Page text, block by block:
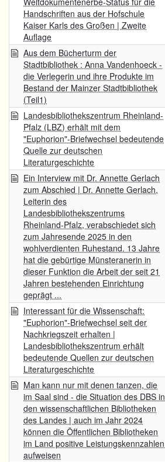
Handschriften aus der Hofschule
Kaiser Karls des Großen | Zweite
Auflage
Aus dem Bücherturm der
Stadtbibliothek : Anna Vandenhoeck -
die Verlegerin und ihre Produkte im
Bestand der Mainzer Stadtbibliothek
(Teil1)
Landesbibliothekszentrum Rheinland-
Pfalz (LBZ) erhält mit dem
"Euphorion"-Briefwechsel bedeutende
Quelle zur deutschen
Literaturgeschichte
Ein Interview mit Dr. Annette Gerlach
zum Abschied | Dr. Annette Gerlach,
Leiterin des
Landesbibliothekszentrums
Rheinland-Pfalz, verabschiedet sich
zum Jahresende 2025 in den
wohlverdienten Ruhestand. 13 Jahre
hat die gebürtige Münsteranerin in
dieser Funktion die Arbeit der seit 21
Jahren bestehenden Einrichtung
geprägt ...
Interessant für die Wissenschaft:
"Euphorion"-Briefwechsel seit der
Nachkriegszeit erhalten |
Landesbibliothekszentrum erhält
bedeutende Quellen zur deutschen
Literaturgeschichte
Man kann nur mit denen tanzen, die
im Saal sind - die Situation des DBS in
den wissenschaftlichen Bibliotheken
des Landes | auch im Jahr 2024
können die Öffentlichen Bibliotheken
im Land positive Leistungskennzahlen
aufweisen